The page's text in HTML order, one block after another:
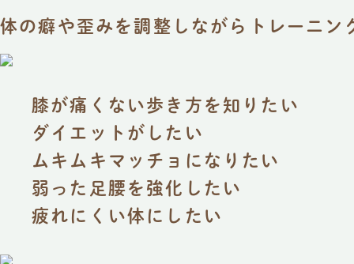
体の癖や歪みを調整しながらトレーニン
膝が痛くない歩き方を知りたい
ダイエットがしたい
ムキムキマッチョになりたい
弱った足腰を強化したい
疲れにくい体にしたい